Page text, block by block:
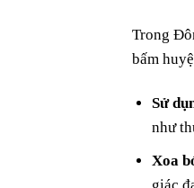
Trong
bấm
Sử
như
Xoa